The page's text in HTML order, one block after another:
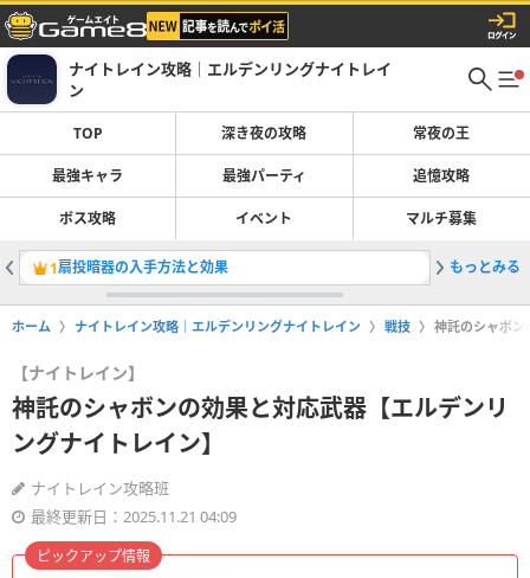
ナイトレイン攻略｜エルデンリングナイトレイ
ン
TOP 深き夜の攻略 常夜の王
最強キャラ 最強パーティ 追憶攻略
ボス攻略 イベント マルチ募集
1扇投暗器の入手方法と効果 2深度の
もっとみる
ホーム ナイトレイン攻略｜エルデンリングナイトレイン 戦技 神託のシャボン
【ナイトレイン】
神託のシャボンの効果と対応武器【エルデンリ
ングナイトレイン】
ナイトレイン攻略班
最終更新日：2025.11.21 04:09
ピックアップ情報